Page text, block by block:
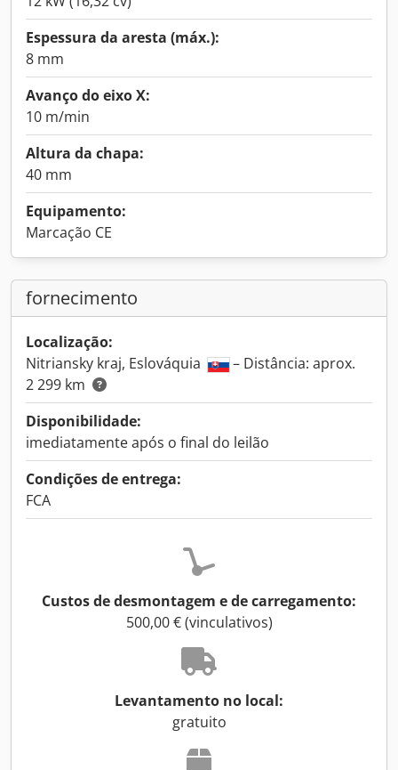
Espessura da aresta (máx.):
8 mm
Avanço do eixo X:
10 m/min
Altura da chapa:
40 mm
Equipamento:
Marcação CE
fornecimento
Localização:
Nitriansky kraj, Eslováquia
– Distância: aprox.
2 299 km
Disponibilidade:
imediatamente após o final do leilão
Condições de entrega:
FCA
Custos de desmontagem e de carregamento:
500,00 € (vinculativos)
Levantamento no local:
gratuito